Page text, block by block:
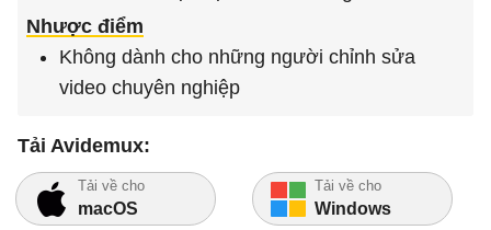
Nhược điểm
Không dành cho những người chỉnh sửa
video chuyên nghiệp
Tải Avidemux:
Tải về cho
macOS
Tải về cho
Windows